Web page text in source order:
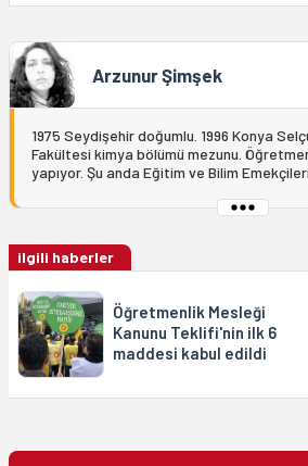
Arzunur Şimşek
1975 Seydişehir doğumlu. 1996 Konya
Fakültesi kimya bölümü mezunu.
yapıyor. Şu anda Eğitim ve Bilim Emekçileri
ilgili haberler
Öğretmenlik Mesleği
Kanunu Teklifi'nin ilk 6
maddesi kabul edildi